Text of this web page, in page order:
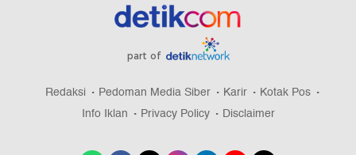
part of
Redaksi Pedoman Media Siber Karir
Kotak Pos
Info Iklan
Privacy Policy Disclaimer